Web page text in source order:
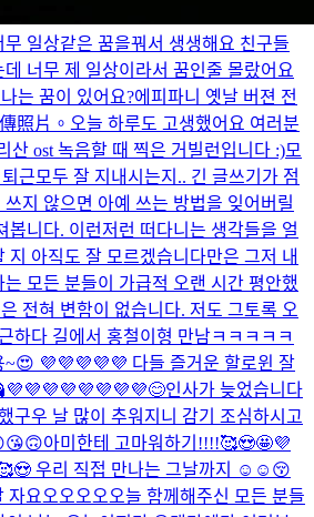
일상같은 꿈을꿔서 생생해요 친구들
너무 제 일상이라서 꿈인줄 몰랐어요
는 꿈이 있어요?에피파니 옛날 버젼 전
照片。 오늘 하루도 고생했어요 여러분
산 ost 녹음할 때 찍은 거 빌런입니다 :)모
근모두 잘 지내시는지.. 긴 글쓰기가 점
지 않으면 아예 쓰는 방법을 잊어버릴
봅니다. 이런저런 떠다니는 생각들을 얼
지 아직도 잘 모르겠습니다만은 그저 내
모든 분들이 가급적 오랜 시간 평안했
전혀 변함이 없습니다. 저도 그토록 오
하다 길에서 홍철이형 만남ㅋㅋㅋㅋㅋ
~😍 💜💜💜💜💜 다들 즐거운 할로윈 잘
😊인사가 늦었습니다
구우 날 많이 추워지니 감기 조심하시고
아미한테 고마워하기!!!!🥰😍🤩💜
우리 직접 만나는 그날까지 ☺☺😚
자요오오오오 오늘 함께해주신 모든 분들